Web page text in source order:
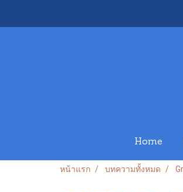
Home
หน้าแรก บทความทั้งหมด